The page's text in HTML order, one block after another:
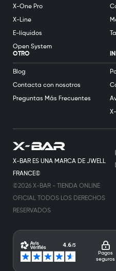
X-BAR ES UNA MARCA DE JWELL
FRANCE©
©2026 X-BAR - TIENDA ONLINE
OFICIAL TODOS LOS DERECHOS
RESERVADOS
Pagos
seguros
X-One Pro
X-Line
E-líquidos
Open System
OTRO
Blog
Contacta con nosotros
Preguntas Más Frecuentes